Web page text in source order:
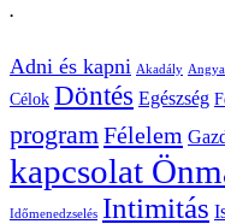
.
Adni és kapni Akadály
Célok Döntés Egészség
program Félelem
kapcsolat
Időmenedzselés Intimitás